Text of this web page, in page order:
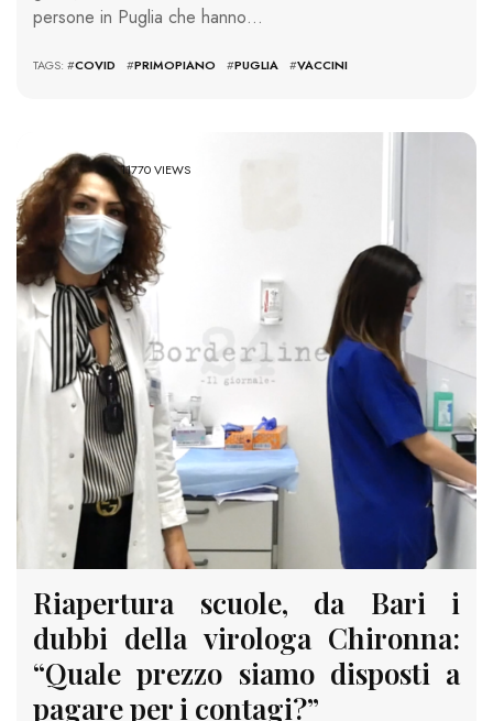
persone in Puglia che hanno…
TAGS: #COVID #PRIMOPIANO #PUGLIA #VACCINI
11770 VIEWS
Riapertura scuole, da Bari i
dubbi della virologa Chironna:
“Quale prezzo siamo disposti a
pagare per i contagi?”